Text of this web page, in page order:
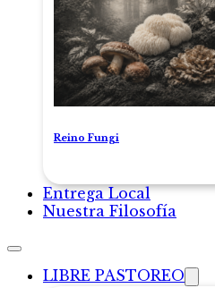
Reino Fungi
Entrega Local
Nuestra Filosofía
LIBRE PASTOREO